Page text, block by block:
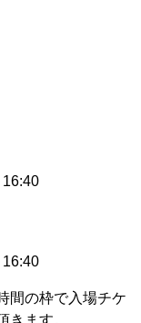
間の枠で入場チケ
きます。